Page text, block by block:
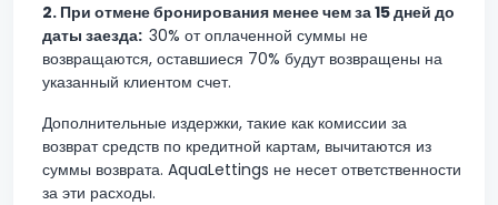
2. При отмене бронирования менее чем за 15 дней до
даты заезда: 30% от оплаченной суммы не
возвращаются, оставшиеся 70% будут возвращены на
указанный клиентом счет.
Дополнительные издержки, такие как комиссии за
возврат средств по кредитной картам, вычитаются из
суммы возврата. AquaLettings не несет ответственности
за эти расходы.